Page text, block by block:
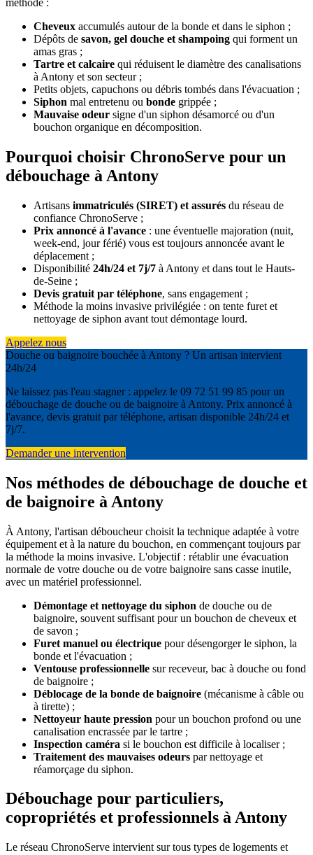
méthode :
Cheveux accumulés autour de la bonde et dans le siphon ;
Dépôts de savon, gel douche et shampoing qui forment un
amas gras ;
Tartre et calcaire qui réduisent le diamètre des canalisations
à Antony et son secteur ;
Petits objets, capuchons ou débris tombés dans l'évacuation ;
Siphon mal entretenu ou bonde grippée ;
Mauvaise odeur signe d'un siphon désamorcé ou d'un
bouchon organique en décomposition.
Pourquoi choisir ChronoServe pour un
débouchage à Antony
Artisans immatriculés (SIRET) et assurés du réseau de
confiance ChronoServe ;
Prix annoncé à l'avance : une éventuelle majoration (nuit,
week-end, jour férié) vous est toujours annoncée avant le
déplacement ;
Disponibilité 24h/24 et 7j/7 à Antony et dans tout le Hauts-
de-Seine ;
Devis gratuit par téléphone, sans engagement ;
Méthode la moins invasive privilégiée : on tente furet et
nettoyage de siphon avant tout démontage lourd.
Appelez nous
Douche ou baignoire bouchée à Antony ? Un artisan intervient
24h/24
Ne laissez pas l'eau stagner : appelez le 09 72 51 99 85 pour un
débouchage de douche ou de baignoire à Antony. Prix annoncé à
l'avance, devis gratuit par téléphone, artisan disponible 24h/24 et
7j/7.
Demander une intervention
Nos méthodes de débouchage de douche et
de baignoire à Antony
À Antony, l'artisan déboucheur choisit la technique adaptée à votre
équipement et à la nature du bouchon, en commençant toujours par
la méthode la moins invasive. L'objectif : rétablir une évacuation
normale de votre douche ou de votre baignoire sans casse inutile,
avec un matériel professionnel.
Démontage et nettoyage du siphon de douche ou de
baignoire, souvent suffisant pour un bouchon de cheveux et
de savon ;
Furet manuel ou électrique pour désengorger le siphon, la
bonde et l'évacuation ;
Ventouse professionnelle sur receveur, bac à douche ou fond
de baignoire ;
Déblocage de la bonde de baignoire (mécanisme à câble ou
à tirette) ;
Nettoyeur haute pression pour un bouchon profond ou une
canalisation encrassée par le tartre ;
Inspection caméra si le bouchon est difficile à localiser ;
Traitement des mauvaises odeurs par nettoyage et
réamorçage du siphon.
Débouchage pour particuliers,
copropriétés et professionnels à Antony
Le réseau ChronoServe intervient sur tous types de logements et